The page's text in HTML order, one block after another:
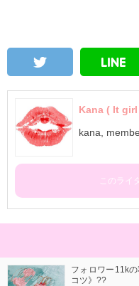
Kana ( It girl
kana,
このライ
フォロワー11k
コツ》??